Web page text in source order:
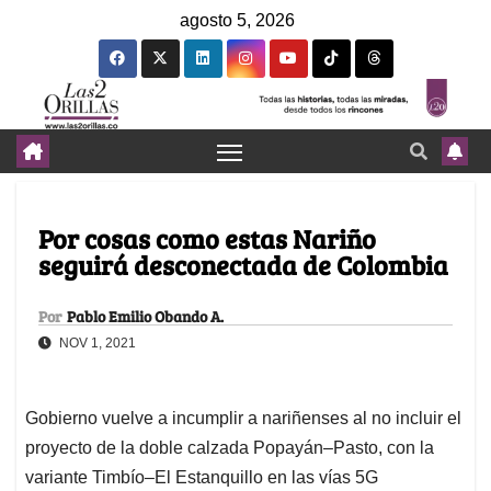
agosto 5, 2026
Por cosas como estas Nariño
seguirá desconectada de Colombia
Por Pablo Emilio Obando A.
NOV 1, 2021
Gobierno vuelve a incumplir a nariñenses al no incluir el
proyecto de la doble calzada Popayán–Pasto, con la
variante Timbío–El Estanquillo en las vías 5G